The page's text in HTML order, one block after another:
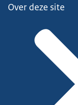
Over deze site